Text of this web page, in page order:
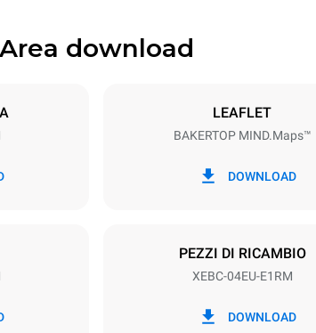
Dimensione Teglie
/ 220-240V
Area download
LEAFLET
BAKERTOP MIND.Maps™
DOWNLOAD
PEZZI DI RICAMBIO
XEBC-04EU-E1RM
DOWNLOAD